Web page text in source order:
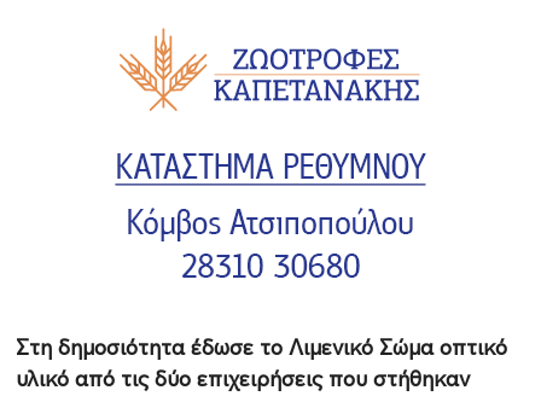
Στη δημοσιότητα έδωσε το Λιμενικό Σώμα οπτικό
υλικό από τις δύο επιχειρήσεις που στήθηκαν